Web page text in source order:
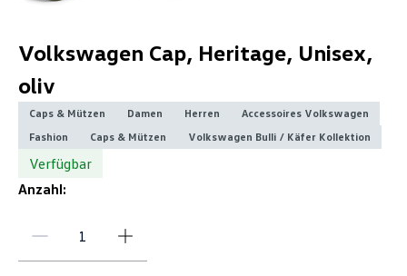
Volkswagen Cap, Heritage, Unisex,
oliv
Caps & Mützen Damen Herren
Accessoires Volkswagen
Fashion
Caps & Mützen Volkswagen Bulli / Käfer Kollektion
Verfügbar
Anzahl: